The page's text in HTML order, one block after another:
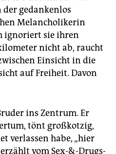
der gedankenlos
Melancholikerin
ignoriert sie ihren
nicht ab, raucht
Einsicht in die
auf Freiheit. Davon
ins Zentrum. Er
tönt großkotzig,
verlassen habe, „hier
vom Sex-&-Drugs-